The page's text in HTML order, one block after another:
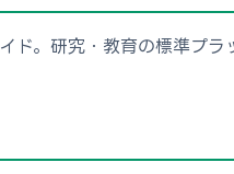
ド。研究・教育の標準プラ